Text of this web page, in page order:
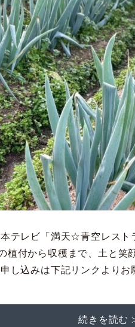
テレビ「満天☆青空レスト
植付から収穫まで、土と笑
し込みは下記リンクより
続きを読む